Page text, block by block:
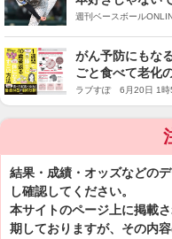
週刊ベースボール
がん予防にもな
ごと食べて老化
は！？【1週間
法】
ラブすぽ 6月20日 1時
結果・成績・オッズなどの
し確認してください。
本サイトのページ上に掲載
期しておりますが、その内